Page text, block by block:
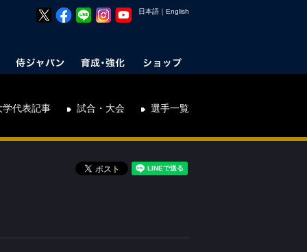
日本語 ｜ English
学代表記事 試合・大会 選手一覧